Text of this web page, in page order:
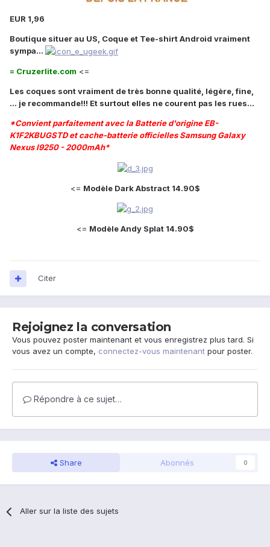
EUR 1,96
Boutique situer au US, Coque et Tee-shirt Android vraiment
sympa...
= Cruzerlite.com <=
Les coques sont vraiment de très bonne qualité, légère, fine,
... je recommande!!! Et surtout elles ne courent pas les rues...
*Convient parfaitement avec la Batterie d'origine EB-
K1F2KBUGSTD et cache-batterie officielles Samsung Galaxy
Nexus I9250 - 2000mAh*
<= Modèle Dark Abstract 14.90$
<= Modèle Andy Splat 14.90$
Citer
Rejoignez la conversation
Vous pouvez poster maintenant et vous enregistrez plus tard. Si
vous avez un compte, connectez-vous maintenant pour poster.
Répondre à ce sujet…
Share Abonnés 0
Aller sur la liste des sujets